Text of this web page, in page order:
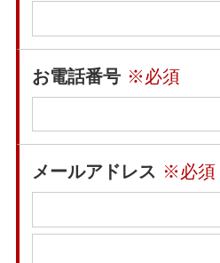
お電話番号 ※必須
メールアドレス ※必須